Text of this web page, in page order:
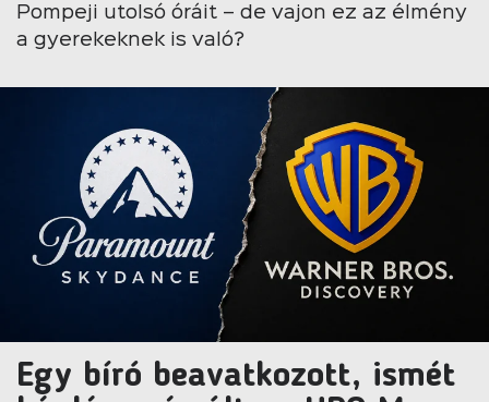
Pompeji utolsó óráit – de vajon ez az élmény
a gyerekeknek is való?
Egy bíró beavatkozott, ismét